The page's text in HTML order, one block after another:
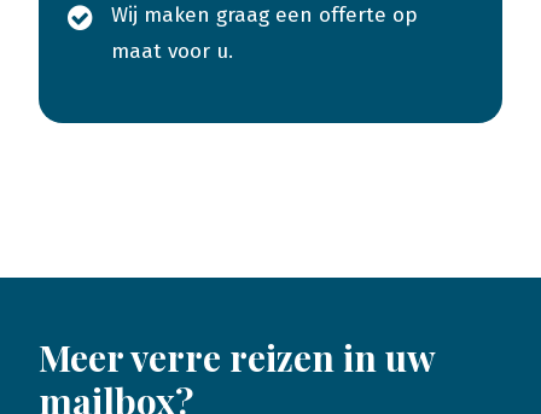
Wij maken graag een offerte op
maat voor u.
Meer verre reizen in uw
mailbox?